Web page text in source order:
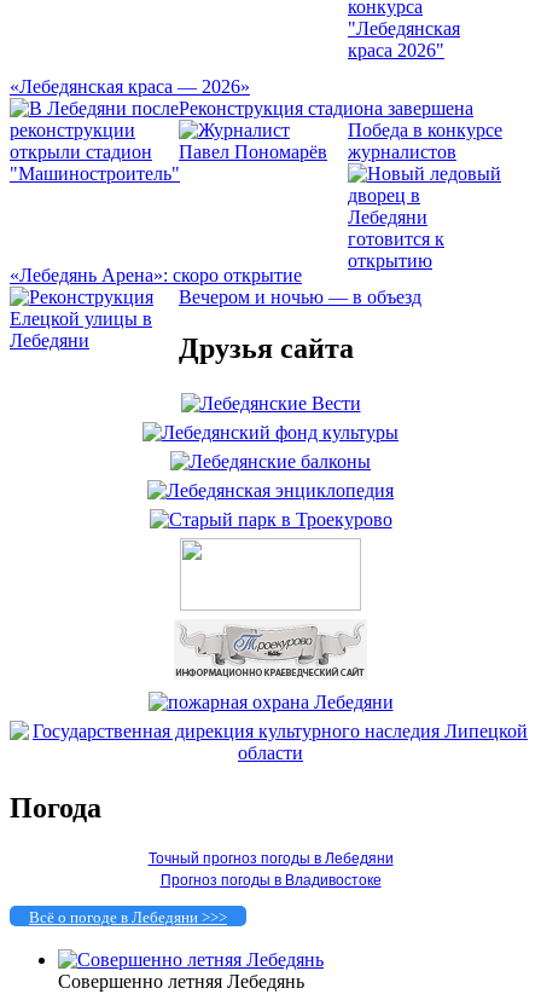
«Лебедянская краса — 2026»
Реконструкция стадиона завершена
Победа в конкурсе
журналистов
«Лебедянь Арена»: скоро открытие
Вечером и ночью — в объезд
Друзья сайта
Погода
Точный прогноз погоды в Лебедяни
Прогноз погоды в Владивостоке
Всё о погоде в Лебедяни >>>
Совершенно летняя Лебедянь